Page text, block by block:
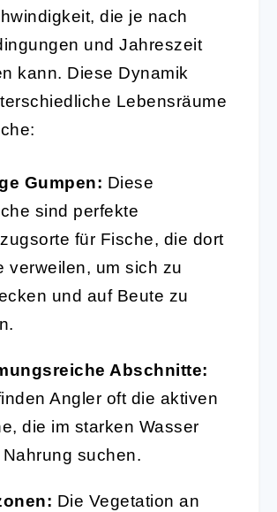
die je nach
und Jahreszeit
kann. Diese Dynamik
Lebensräume
Gumpen: Diese
sind perfekte
für Fische, die dort
verweilen, um sich zu
und auf Beute zu
Abschnitte:
Angler oft die aktiven
die im starken Wasser
suchen.
Die Vegetation an